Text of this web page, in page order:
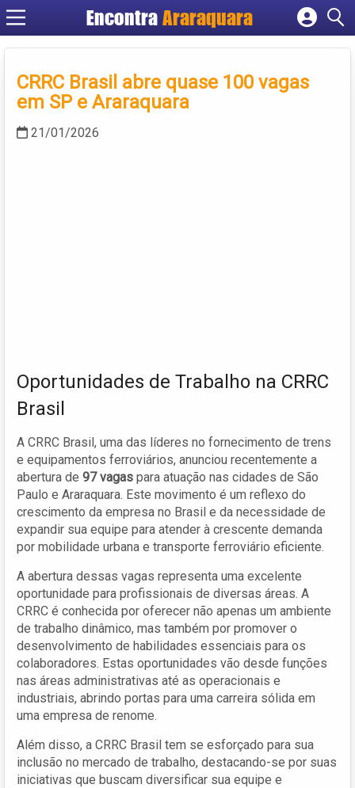
EncontraAraraquara
Cadastrar empresa
Criar conta
CRRC Brasil abre quase 100 vagas
em SP e Araraquara
21/01/2026
Oportunidades de Trabalho na CRRC
Brasil
A CRRC Brasil, uma das líderes no fornecimento de trens
e equipamentos ferroviários, anunciou recentemente a
abertura de 97 vagas para atuação nas cidades de São
Paulo e Araraquara. Este movimento é um reflexo do
crescimento da empresa no Brasil e da necessidade de
expandir sua equipe para atender à crescente demanda
por mobilidade urbana e transporte ferroviário eficiente.
A abertura dessas vagas representa uma excelente
oportunidade para profissionais de diversas áreas. A
CRRC é conhecida por oferecer não apenas um ambiente
de trabalho dinâmico, mas também por promover o
desenvolvimento de habilidades essenciais para os
colaboradores. Estas oportunidades vão desde funções
nas áreas administrativas até as operacionais e
industriais, abrindo portas para uma carreira sólida em
uma empresa de renome.
Além disso, a CRRC Brasil tem se esforçado para sua
inclusão no mercado de trabalho, destacando-se por suas
iniciativas que buscam diversificar sua equipe e